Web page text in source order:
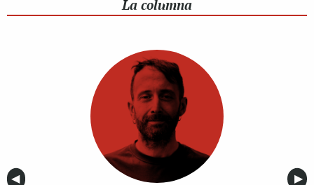
La columna
Anterior
◀︎ ▶︎